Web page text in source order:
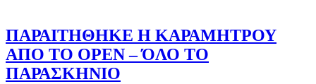
ΠΑΡΑΙΤΗΘΗΚΕ Η ΚΑΡΑΜΗΤΡΟΥ
ΑΠΟ ΤΟ OPEN – ΌΛΟ ΤΟ
ΠΑΡΑΣΚΗΝΙΟ